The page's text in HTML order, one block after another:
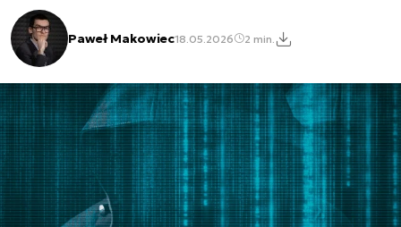
Paweł Makowiec18.05.2026 2 min.